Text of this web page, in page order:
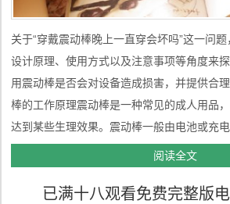
关于“穿戴震动棒晚上一直穿会坏吗”这一问
设计原理、使用方式以及注意事项等角度来
用震动棒是否会对设备造成损害，并提供合理的使
棒的工作原理震动棒是一种常见的成人用品
达到某些生理效果。震动棒一般由电池或充
部的电机产生震动。震动棒的外部材质多为
他柔软的材料，旨在提供舒适的触感并确保
阅读全文
已满十八观看免费完整版